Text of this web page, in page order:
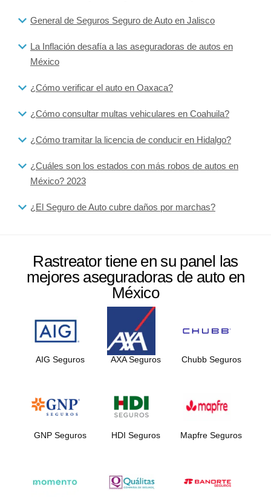
General de Seguros Seguro de Auto en Jalisco
La Inflación desafía a las aseguradoras de autos en
México
¿Cómo verificar el auto en Oaxaca?
¿Cómo consultar multas vehiculares en Coahuila?
¿Cómo tramitar la licencia de conducir en Hidalgo?
¿Cuáles son los estados con más robos de autos en
México? 2023
¿El Seguro de Auto cubre daños por marchas?
Rastreator tiene en su panel las
mejores aseguradoras de auto en
México
AIG Seguros AXA Seguros Chubb Seguros
GNP Seguros HDI Seguros Mapfre Seguros